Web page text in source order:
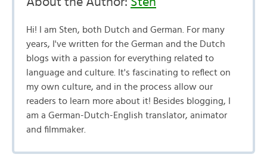
Hi! I am Sten, both Dutch and German. For many
years, I've written for the German and the Dutch
blogs with a passion for everything related to
language and culture. It's fascinating to reflect on
my own culture, and in the process allow our
readers to learn more about it! Besides blogging, I
am a German-Dutch-English translator, animator
and filmmaker.